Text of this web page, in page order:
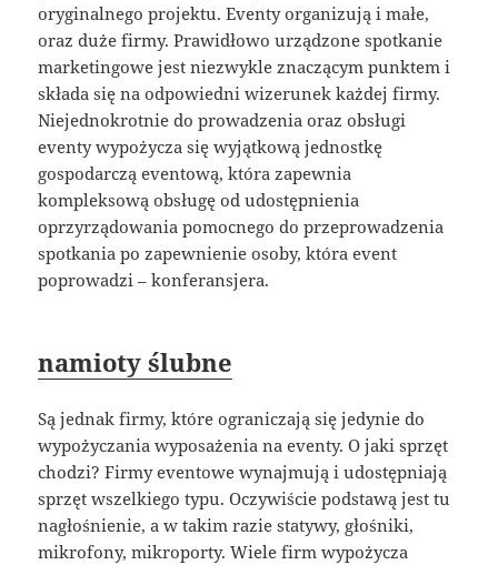
oryginalnego projektu. Eventy organizują i małe,
oraz duże firmy. Prawidłowo urządzone spotkanie
marketingowe jest niezwykle znaczącym punktem i
składa się na odpowiedni wizerunek każdej firmy.
Niejednokrotnie do prowadzenia oraz obsługi
eventy wypożycza się wyjątkową jednostkę
gospodarczą eventową, która zapewnia
kompleksową obsługę od udostępnienia
oprzyrządowania pomocnego do przeprowadzenia
spotkania po zapewnienie osoby, która event
poprowadzi – konferansjera.
namioty ślubne
Są jednak firmy, które ograniczają się jedynie do
wypożyczania wyposażenia na eventy. O jaki sprzęt
chodzi? Firmy eventowe wynajmują i udostępniają
sprzęt wszelkiego typu. Oczywiście podstawą jest tu
nagłośnienie, a w takim razie statywy, głośniki,
mikrofony, mikroporty. Wiele firm wypożycza